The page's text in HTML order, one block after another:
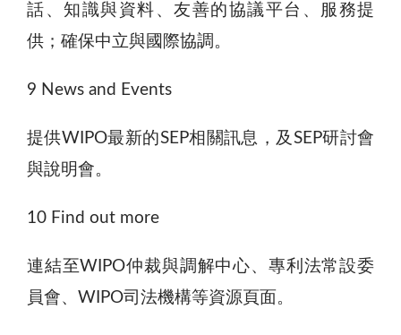
話、知識與資料、友善的協議平台、服務提
供；確保中立與國際協調。
9 News and Events
提供WIPO最新的SEP相關訊息，及SEP研討會
與說明會。
10 Find out more
連結至WIPO仲裁與調解中心、專利法常設委
員會、WIPO司法機構等資源頁面。